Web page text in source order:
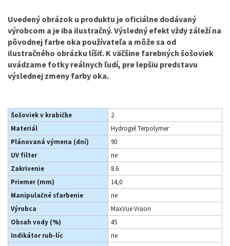
Uvedený obrázok u produktu je oficiálne dodávaný
výrobcom a je iba ilustračný. Výsledný efekt vždy záleží na
pôvodnej farbe oka používateľa a môže sa od
ilustračného obrázku líšiť. K väčšine farebných šošoviek
uvádzame fotky reálnych ľudí, pre lepšiu predstavu
výslednej zmeny farby oka.
Šošoviek v krabičke
2
Materiál
Hydrogel Terpolymer
Plánovaná výmena (dní)
90
UV filter
ne
Zakrivenie
8.6
Priemer (mm)
14,0
Manipulačné sfarbenie
ne
Výrobca
MaxVue Vision
Obsah vody (%)
45
Indikátor rub-líc
ne